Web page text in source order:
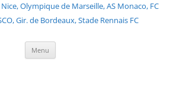
Olympique de Marseille, AS Monaco, FC
Gir. de Bordeaux, Stade Rennais FC
Menu